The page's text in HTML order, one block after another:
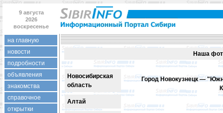
9 августа
2026
воскресенье
на главную
новости
подробности
объявления
знакомства
справочное
открытки
Наша
Новосибирская
область
Алтай
Город Новокузнецк —